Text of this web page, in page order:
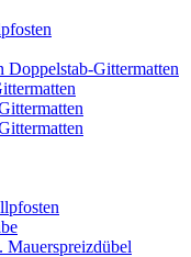
Doppelstab-Gittermatten
Mauerspreizdübel